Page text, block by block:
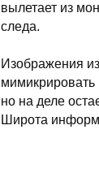
вылетает из
следа.
Изображения
но на деле
Широта